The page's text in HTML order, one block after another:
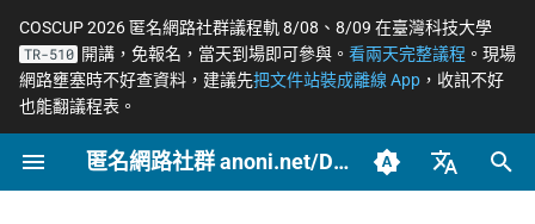
COSCUP 2026 匿名網路社群議程軌 8/08、8/09 在臺灣科技大學
TR-510 開講，免報名，當天到場即可參與。 看兩天完整議程 。現場
網路壅塞時不好查資料，建議先把文件站裝成離線 App ，收訊不好
也能翻議程表。
匿名網路社群 anoni.net/Docs
正
初 概念 網路自由為什麼重要
什麼是匿名網路？
一般人平常該做到什麼
端對端加密如何運作
網路政變 - InterSecLab
OONI 網站檢測清單
軟體更新日誌 Tor 更新日誌
2026
OONI
如何參與與認領主題
這份範本是什麼
2026 年度路線圖
COSCUP 2026 公開徵稿
籌備：匿名網路工作坊
2025/08
持續關注